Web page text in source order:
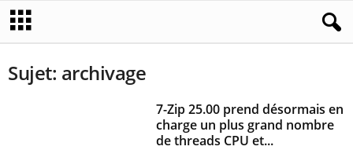
Sujet: archivage
7-Zip 25.00 prend désormais en
charge un plus grand nombre
de threads CPU et...